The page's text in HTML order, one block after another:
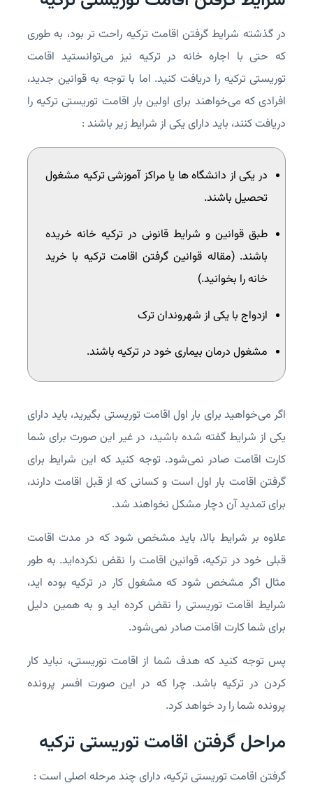
در گذشته شرایط گرفتن اقامت ترکیه راحت تر بود، به طوری
که حتی با اجاره خانه در ترکیه نیز می‌توانستید اقامت
توریستی ترکیه را دریافت کنید. اما با توجه به قوانین جدید،
افرادی که می‌خواهند برای اولین بار اقامت توریستی ترکیه را
دریافت کنند، باید دارای یکی از شرایط زیر باشند :
در یکی از دانشگاه ها یا مراکز آموزشی ترکیه مشغول
تحصیل باشند.
طبق قوانین و شرایط قانونی در ترکیه خانه خریده
باشند. (مقاله قوانین گرفتن اقامت ترکیه با خرید
خانه را بخوانید.)
ازدواج با یکی از شهروندان ترک
مشغول درمان بیماری خود در ترکیه باشند.
اگر می‌خواهید برای بار اول اقامت توریستی بگیرید، باید دارای
یکی از شرایط گفته شده باشید، در غیر این صورت برای شما
کارت اقامت صادر نمی‌شود. توجه کنید که این شرایط برای
گرفتن اقامت بار اول است و کسانی که از قبل اقامت دارند،
برای تمدید آن دچار مشکل نخواهند شد.
علاوه بر شرایط بالا، باید مشخص شود که در مدت اقامت
قبلی خود در ترکیه، قوانین اقامت را نقض نکرده‌اید. به طور
مثال اگر مشخص شود که مشغول کار در ترکیه بوده اید،
شرایط اقامت توریستی را نقض کرده اید و به همین دلیل
برای شما کارت اقامت صادر نمی‌شود.
پس توجه کنید که هدف شما از اقامت توریستی، نباید کار
کردن در ترکیه باشد. چرا که در این صورت افسر پرونده
پرونده شما را رد خواهد کرد.
مراحل گرفتن اقامت توریستی ترکیه
گرفتن اقامت توریستی ترکیه، دارای چند مرحله اصلی است :